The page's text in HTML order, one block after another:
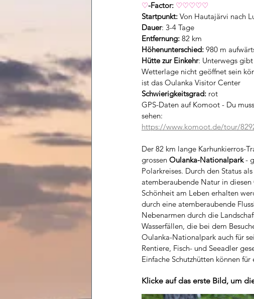
♡-Factor: ♡♡♡♡♡
Startpunkt: Von Hautajärvi nach
Dauer: 3-4 Tage
Entfernung: 82 km
Höhenunterschied: 980 m
Hütte zur Einkehr: Unterwegs
Wetterlage nicht geöffnet sein
ist das Oulanka Visitor Center
Schwierigkeitsgrad: rot
GPS-Daten auf Komoot - Du
sehen:
https://www.komoot.de/tour/
Der 82 km lange Karhunkierros-
grossen Oulanka-Nationalpark -
Polarkreises. Durch den Status
atemberaubende Natur in
Schönheit am Leben erhalten
durch eine atemberaubende
Nebenarmen durch die
Wasserfällen, die bei dem
Oulanka-Nationalpark auch für
Rentiere, Fisch- und Seeadler
Einfache Schutzhütten können
Klicke auf das erste Bild, um